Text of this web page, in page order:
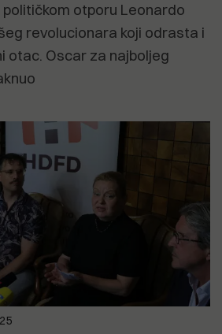
političkom otporu Leonardo
revolucionara koji odrasta i
otac. Oscar za najboljeg